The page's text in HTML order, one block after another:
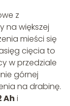
z
na większej
mieści się
cięcia to
w przedziale
górnej
na drabinę.
Ah i